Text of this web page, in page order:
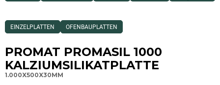
Dieses
Produkt
als:
Einzelplatten,Ofenbauplatten
EINZELPLATTEN OFENBAUPLATTEN
PROMAT PROMASIL 1000
KALZIUMSILIKATPLATTE
1.000X500X30MM